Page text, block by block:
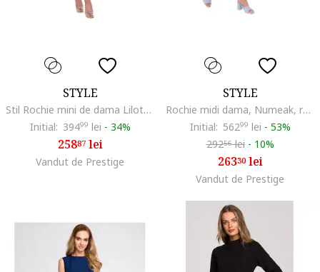
STYLE
Stil Rochie mini de dama Lilott S342 roz pudra, Roz
Initial: 39499 lei - 34%
25887lei
Vandut de Prestige
STYLE
Rochie midi dama, Numeak, roz, Roz
Initial: 56299 lei - 53%
29256lei - 10%
26330lei
Vandut de Prestige